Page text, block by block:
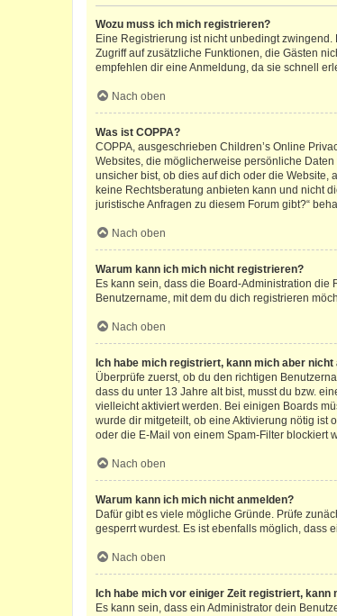
Wozu muss ich mich registrieren?
Eine Registrierung ist nicht unbedingt
Zugriff auf zusätzliche Funktionen, die Gästen
empfehlen dir eine Anmeldung, da sie schnell
Nach oben
Was ist COPPA?
COPPA, ausgeschrieben Children’s Online
Websites, die möglicherweise persönliche
unsicher bist, ob dies auf dich oder die Website,
keine Rechtsberatung anbieten kann und nicht
juristische Anfragen zu diesem Forum gibt?“
Nach oben
Warum kann ich mich nicht registrieren?
Es kann sein, dass die Board-Administration
Benutzername, mit dem du dich registrieren
Nach oben
Ich habe mich registriert, kann mich aber nicht
Überprüfe zuerst, ob du den richtigen
dass du unter 13 Jahre alt bist, musst du bzw.
vielleicht aktiviert werden. Bei einigen Boards
wurde dir mitgeteilt, ob eine Aktivierung nötig ist
oder die E-Mail von einem Spam-Filter blockiert
Nach oben
Warum kann ich mich nicht anmelden?
Dafür gibt es viele mögliche Gründe. Prüfe
gesperrt wurdest. Es ist ebenfalls möglich, dass
Nach oben
Ich habe mich vor einiger Zeit registriert,
Es kann sein, dass ein Administrator dein